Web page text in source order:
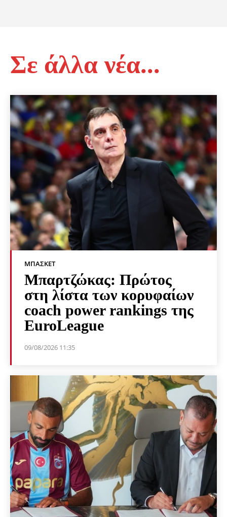
Σε άλλα νέα...
ΜΠΆΣΚΕΤ
Μπαρτζώκας: Πρώτος
στη λίστα των κορυφαίων
coach power rankings της
EuroLeague
09/08/2026 11:35